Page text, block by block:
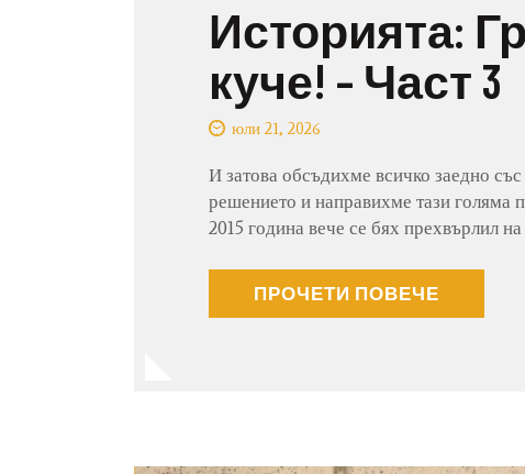
Историята:
куче! – Част 3
юли 21, 2026
И затова обсъдихме всичко заедно
решението и направихме тази
2015 година вече се бях прехвърлил
ПРОЧЕТИ ПОВЕЧЕ